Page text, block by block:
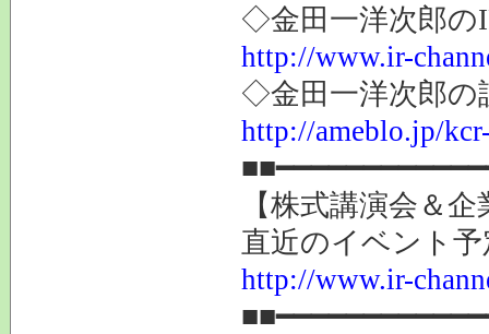
◇金田一洋次郎の
http://www.ir-
◇金田一洋次郎の
http://ameblo.jp/
【株式講演会＆
直近のイベント
http://www.ir-